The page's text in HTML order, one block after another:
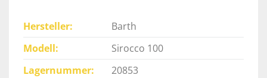
Hersteller
Barth
Modell
Sirocco 100
Lagernummer
20853